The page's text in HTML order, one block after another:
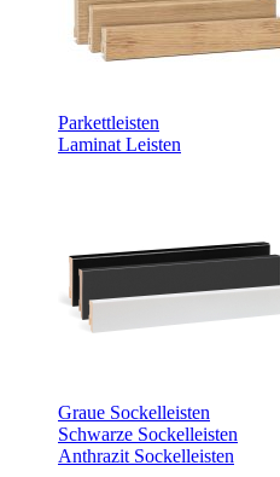
Parkettleisten
Laminat Leisten
Graue Sockelleisten
Schwarze Sockelleisten
Anthrazit Sockelleisten